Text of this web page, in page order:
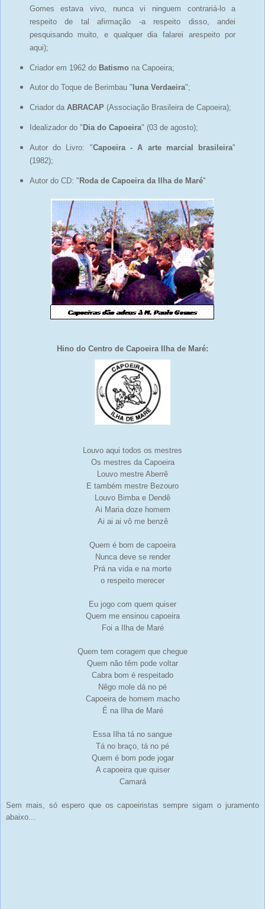
Gomes estava vivo, nunca vi ninguem contrariá-lo a
respeito de tal afirmação -a respeito disso, andei
pesquisando muito, e qualquer dia falarei arespeito por
aqui);
Criador em 1962 do Batismona Capoeira;
Autor do Toque de Berimbau " Iuna Verdaeira";
Criador da ABRACAP (Associação Brasileira de Capoeira);
Idealizador do " Dia do Capoeira" (03 de agosto);
Autor do Livro: "Capoeira - A arte marcial brasileira"
(1982);
Autor do CD: " Roda de Capoeira da Ilha de Maré"
Hino do Centro de Capoeira Ilha de Maré:
Louvo aqui todos os mestres
Os mestres da Capoeira
Louvo mestre Aberrê
E também mestre Bezouro
Louvo Bimba e Dendê
Ai Maria doze homem
Ai ai ai vô me benzê
Quem é bom de capoeira
Nunca deve se render
Prá na vida e na morte
o respeito merecer
Eu jogo com quem quiser
Quem me ensinou capoeira
Foi a Ilha de Maré
Quem tem coragem que chegue
Quem não têm pode voltar
Cabra bom é respeitado
Nêgo mole dá no pé
Capoeira de homem macho
É na Ilha de Maré
Essa Ilha tá no sangue
Tá no braço, tá no pé
Quem é bom pode jogar
A capoeira que quiser
Camará
Sem mais, só espero que os capoeiristas sempre sigam o juramento
abaixo...